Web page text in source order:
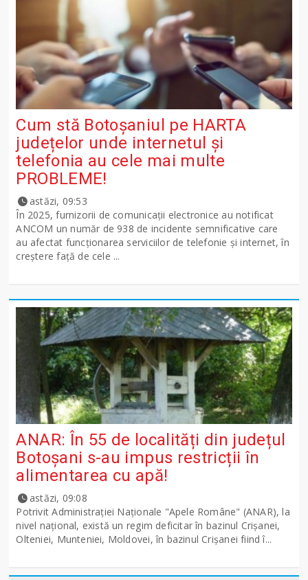
Cum stă Botoșaniul pe HARTA
județelor unde internetul și
telefonia au cele mai multe
PROBLEME!
astăzi, 09:53
În 2025, furnizorii de comunicații electronice au notificat
ANCOM un număr de 938 de incidente semnificative care
au afectat funcționarea serviciilor de telefonie și internet, în
creștere față de cele ...
ANAR: În 55 de localități din județul
Botoșani s-au impus restricții în
alimentarea cu apă!
astăzi, 09:08
Potrivit Administraţiei Naţionale "Apele Române" (ANAR), la
nivel naţional, există un regim deficitar în bazinul Crişanei,
Olteniei, Munteniei, Moldovei, în bazinul Crişanei fiind î...